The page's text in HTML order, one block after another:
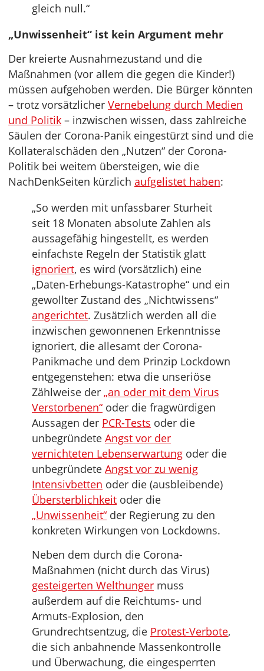
gleich null.“
„Unwissenheit“ ist kein Argument mehr
Der kreierte Ausnahmezustand und die
Maßnahmen (vor allem die gegen die Kinder!)
müssen aufgehoben werden. Die Bürger könnten
– trotz vorsätzlicher Vernebelung durch Medien
und Politik – inzwischen wissen, dass zahlreiche
Säulen der Corona-Panik eingestürzt sind und die
Kollateralschäden den „Nutzen“ der Corona-
Politik bei weitem übersteigen, wie die
NachDenkSeiten kürzlich aufgelistet haben:
„So werden mit unfassbarer Sturheit
seit 18 Monaten absolute Zahlen als
aussagefähig hingestellt, es werden
einfachste Regeln der Statistik glatt
ignoriert, es wird (vorsätzlich) eine
„Daten-Erhebungs-Katastrophe“ und ein
gewollter Zustand des „Nichtwissens“
angerichtet. Zusätzlich werden all die
inzwischen gewonnenen Erkenntnisse
ignoriert, die allesamt der Corona-
Panikmache und dem Prinzip Lockdown
entgegenstehen: etwa die unseriöse
Zählweise der „an oder mit dem Virus
Verstorbenen“ oder die fragwürdigen
Aussagen der PCR-Tests oder die
unbegründete Angst vor der
vernichteten Lebenserwartung oder die
unbegründete Angst vor zu wenig
Intensivbetten oder die (ausbleibende)
Übersterblichkeit oder die
„Unwissenheit“ der Regierung zu den
konkreten Wirkungen von Lockdowns.
Neben dem durch die Corona-
Maßnahmen (nicht durch das Virus)
gesteigerten Welthunger muss
außerdem auf die Reichtums- und
Armuts-Explosion, den
Grundrechtsentzug, die Protest-Verbote,
die sich anbahnende Massenkontrolle
und Überwachung, die eingesperrten